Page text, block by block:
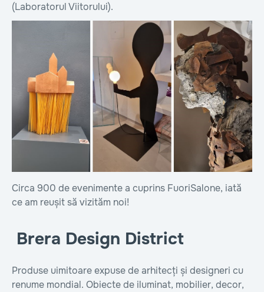
(Laboratorul Viitorului).
Circa 900 de evenimente a cuprins FuoriSalone, iată
ce am reușit să vizităm noi!
Brera Design District
Produse uimitoare expuse de arhitecți și designeri cu
renume mondial. Obiecte de iluminat, mobilier, decor,